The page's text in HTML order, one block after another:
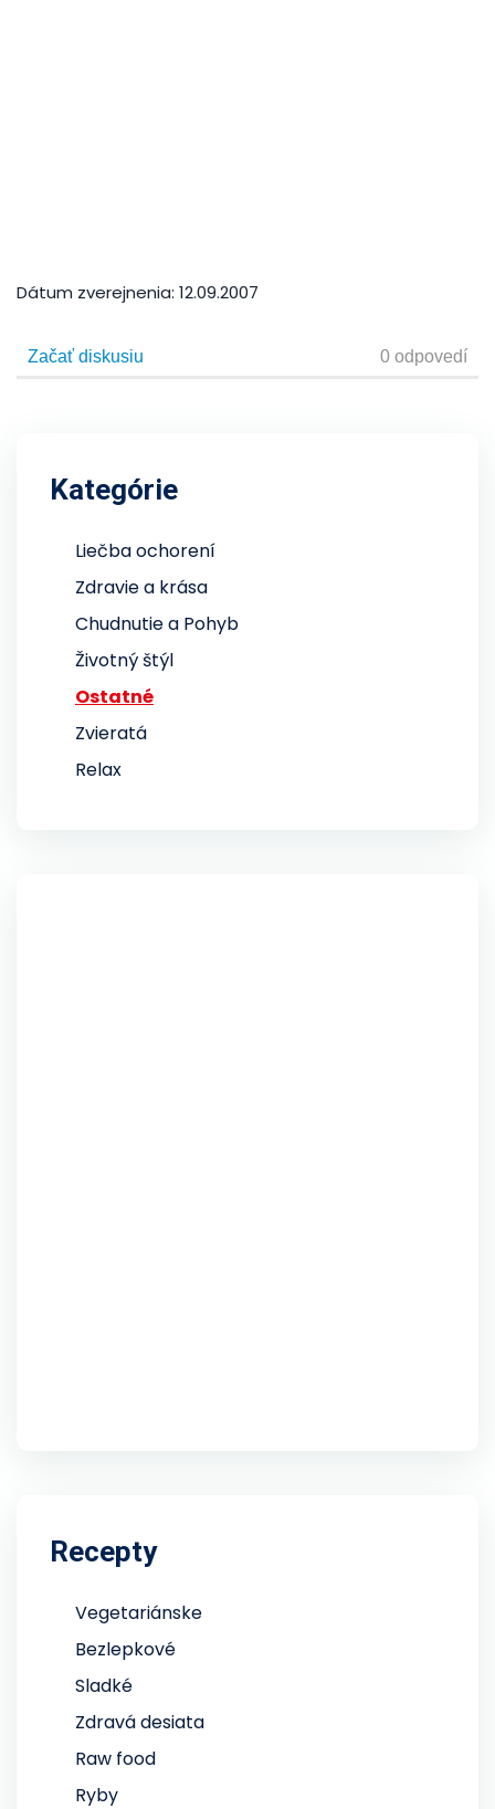
Dátum zverejnenia: 12.09.2007
Kategórie
Liečba ochorení
Zdravie a krása
Chudnutie a Pohyb
Životný štýl
Ostatné
Zvieratá
Relax
Recepty
Vegetariánske
Bezlepkové
Sladké
Zdravá desiata
Raw food
Ryby